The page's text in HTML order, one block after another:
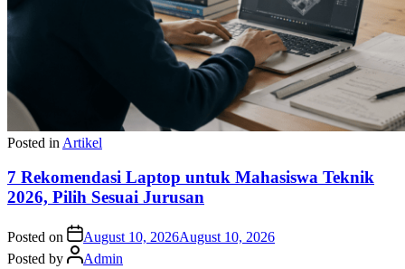
Posted in Artikel
7 Rekomendasi Laptop untuk Mahasiswa Teknik
2026, Pilih Sesuai Jurusan
Posted on August 10, 2026August 10, 2026
Posted by
Admin